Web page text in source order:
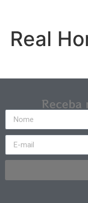
Real
Receba